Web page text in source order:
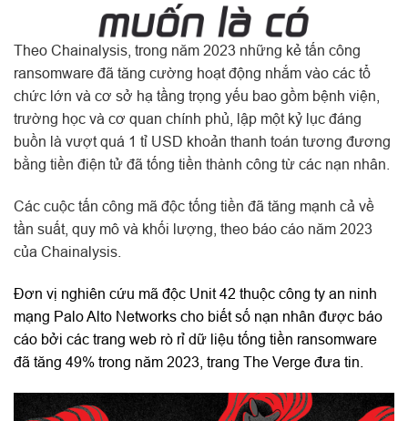
Theo Chainalysis, trong năm 2023 những kẻ tấn công
ransomware đã tăng cường hoạt động nhắm vào các tổ
chức lớn và cơ sở hạ tầng trọng yếu bao gồm bệnh viện,
trường học và cơ quan chính phủ, lập một kỷ lục đáng
buồn là vượt quá 1 tỉ USD khoản thanh toán tương đương
bằng tiền điện tử đã tống tiền thành công từ các nạn nhân.
Các cuộc tấn công mã độc tống tiền đã tăng mạnh cả về
tần suất, quy mô và khối lượng, theo báo cáo năm 2023
của Chainalysis.
Đơn vị nghiên cứu mã độc Unit 42 thuộc công ty an ninh
mạng Palo Alto Networks cho biết số nạn nhân được báo
cáo bởi các trang web rò rỉ dữ liệu tống tiền ransomware
đã tăng 49% trong năm 2023, trang The Verge đưa tin.